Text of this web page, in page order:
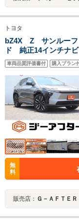
トヨタ
bZ4X Z サンルー
ド 純正14インチナ
動リアゲート 黒革
インナーミラー レー
車両品質評価書付 購入プラン
無
料
販売店： Ｇ－ＡＦＴＥ